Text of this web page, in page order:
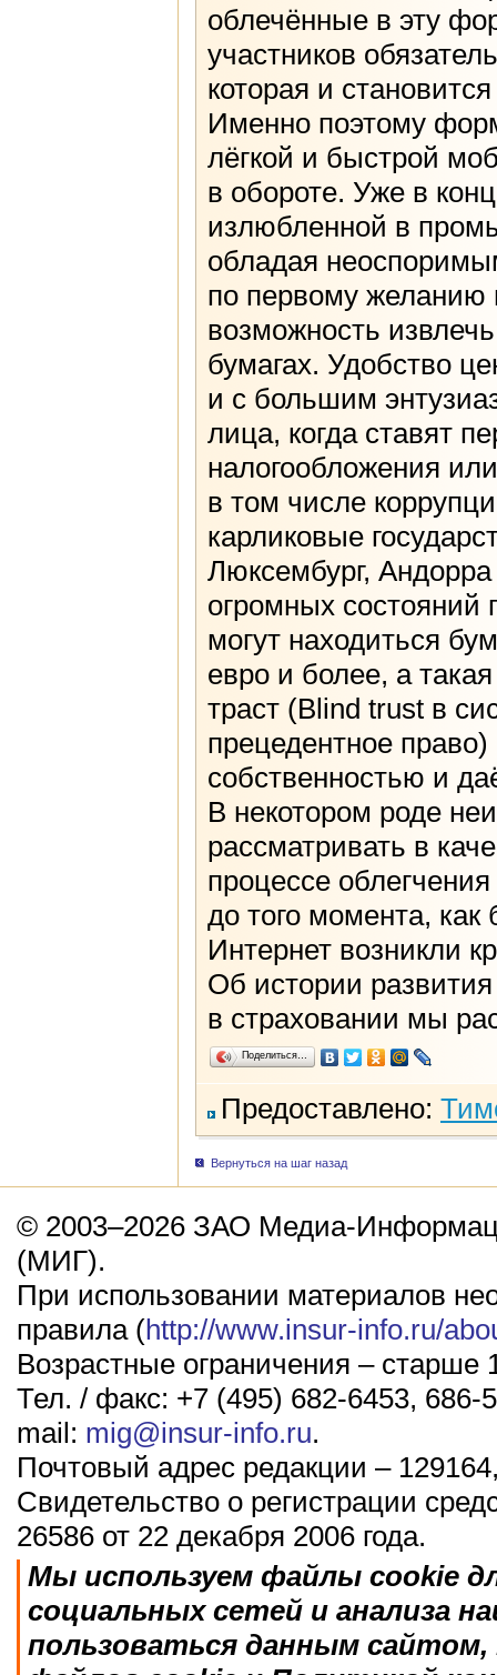
облечённые в эту
участников
которая и
Именно поэтому
лёгкой и быстрой
в обороте. Уже в
излюбленной в
обладая
по первому желанию
возможность
бумагах. Удобство
и с большим
лица, когда ставят
налогообложения
в том числе
карликовые
Люксембург,
огромных состояний
могут находиться
евро и более, а
траст (Blind trust в
прецедентное
собственностью и
В некотором роде
рассматривать в
процессе
до того момента,
Интернет возникли
Об истории
в страховании мы
Поделиться…
Предоставлено:
Вернуться на шаг назад
© 2003–2026 ЗАО Медиа-
(МИГ).
При использовании материалов
правила (http://www.insur-info.ru/
Возрастные ограничения – старше
Тел. / факс: +7 (495) 682-6453, 686-
mail: mig@insur-info.ru.
Почтовый адрес редакции –
Свидетельство о регистрации
26586 от 22 декабря 2006 года.
Мы используем файлы cookie
социальных сетей и анализа
пользоваться данным